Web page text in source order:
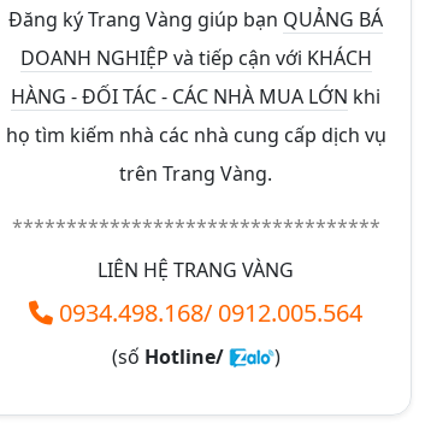
Đăng ký Trang Vàng giúp bạn QUẢNG BÁ
DOANH NGHIỆP và tiếp cận với KHÁCH
HÀNG - ĐỐI TÁC - CÁC NHÀ MUA LỚN khi
họ tìm kiếm nhà các nhà cung cấp dịch vụ
trên Trang Vàng.
**********************************
LIÊN HỆ TRANG VÀNG
0934.498.168/ 0912.005.564
(số Hotline/ )